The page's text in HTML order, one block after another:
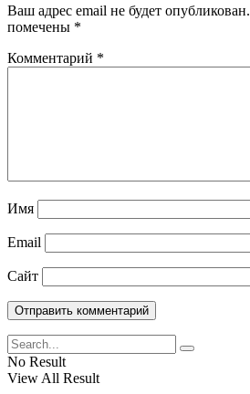
Ваш адрес email не будет опубликован.
помечены *
Комментарий *
Имя
Email
Сайт
No Result
View All Result